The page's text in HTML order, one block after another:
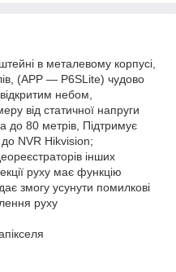
в металевому корпусі,
(APP — P6SLite) чудово
небом,
від статичної напруги
до 80 метрів, Підтримує
NVR Hikvision;
інших
руху має функцію
змогу усунути помилкові
руху